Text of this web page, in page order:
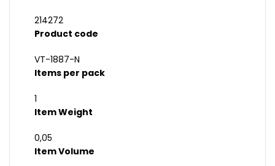
214272
Product code
VT-1887-N
Items per pack
1
Item Weight
0,05
Item Volume